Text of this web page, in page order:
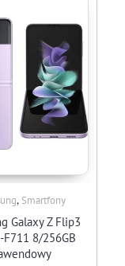
, Smartfony
Galaxy Z Flip3
F711 8/256GB